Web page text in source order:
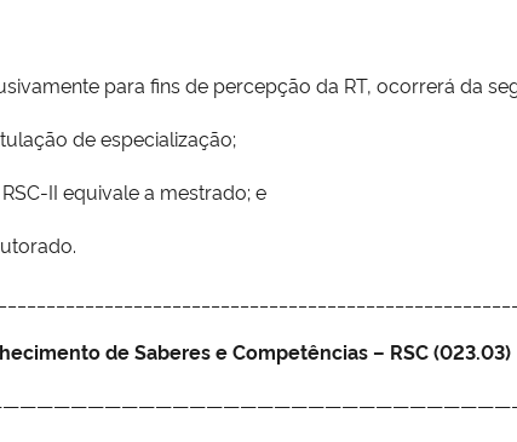
para fins de percepção da RT, ocorrerá da
de especialização;
II equivale a mestrado; e
de Saberes e Competências – RSC (023.03)